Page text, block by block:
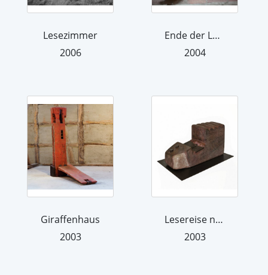
Lesezimmer
2006
Ende der Landläufigkeit
2004
Giraffenhaus
2003
Lesereise nach Timbuktu
2003